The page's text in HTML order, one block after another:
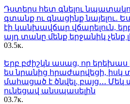
Դստերս հետ գնելու
գտանք ու գնացինք
էի կանխավճար վճարելուն,
այդ տանը մենք երջանիկ չենք
03.5к.
Երբ բժիշկն ասաց, որ երեխաս
ես նրանից հրաժարվեցի,
մահացած է ծնվել, բայց․․․
ունեցավ անսպասելին
03.7к.